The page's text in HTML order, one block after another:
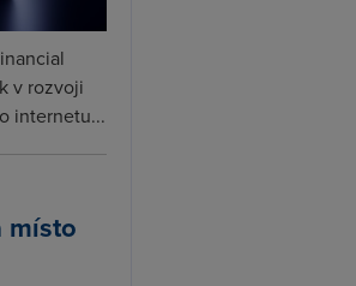
v rozvoji
internetu...
místo